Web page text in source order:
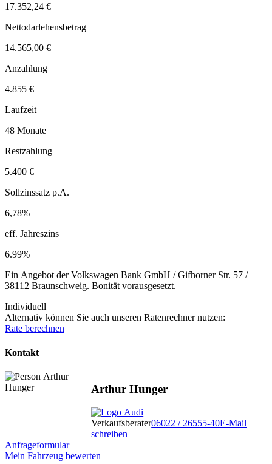
17.352,24 €
Nettodarlehensbetrag
14.565,00 €
Anzahlung
4.855 €
Laufzeit
48 Monate
Restzahlung
5.400 €
Sollzinssatz p.A.
6,78%
eff. Jahreszins
6.99%
Ein Angebot der Volkswagen Bank GmbH / Gifhorner Str. 57 /
38112 Braunschweig. Bonität vorausgesetzt.
Individuell
Alternativ können Sie auch unseren Ratenrechner nutzen:
Rate berechnen
Kontakt
Arthur Hunger
Verkaufsberater06022 / 26555-40E-Mail
schreiben
Anfrageformular
Mein Fahrzeug bewerten